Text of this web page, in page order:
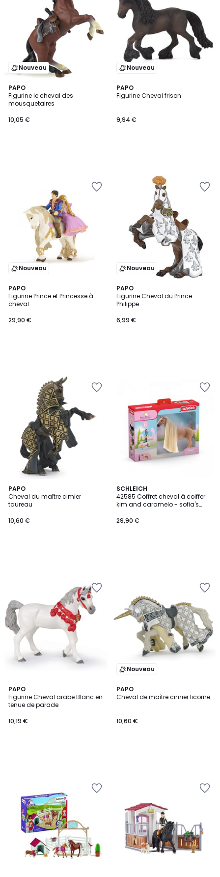
Nouveau
PAPO
Figurine le cheval des
mousquetaires
10,05 €
Nouveau
PAPO
Figurine Cheval frison
9,94 €
Nouveau
PAPO
Figurine Prince et Princesse à
cheval
29,90 €
Nouveau
PAPO
Figurine Cheval du Prince
Philippe
6,99 €
PAPO
Cheval du maître cimier
taureau
10,60 €
SCHLEICH
42585 Coffret cheval à coiffer
kim and caramelo - sofia's
29,90 €
PAPO
Figurine Cheval arabe Blanc en
tenue de parade
10,19 €
Nouveau
PAPO
Cheval de maître cimier licorne
10,60 €